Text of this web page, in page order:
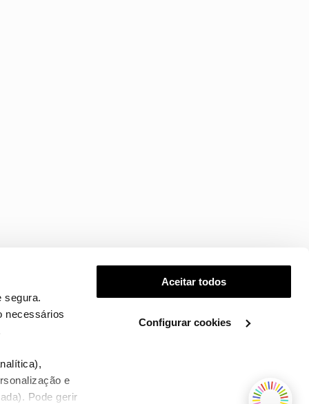
segura.
necessários
e
Pode gerir
Aceitar todos
Configurar cookies